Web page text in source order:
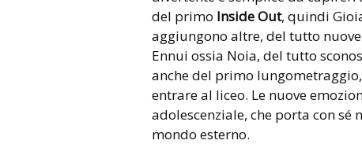
del primo Inside Out, quindi
aggiungono altre, del tutto
Ennui ossia Noia, del tutto
anche del primo
entrare al liceo. Le nuove
adolescenziale, che porta con sé
mondo esterno.